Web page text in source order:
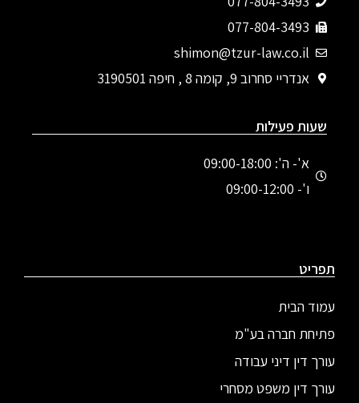
077-804-3493
shimon@tzur-law.co.il
אנדריי סחרוב 9, קומה 8 , חיפה 3190501
שעות פעילות
א'- ה': 09:00-18:00
ו'- 09:00-12:00
תפריט
עמוד הבית
פתיחת חברה בע"מ
עורך דין דיני עבודה
עורך דין משפט מסחרי